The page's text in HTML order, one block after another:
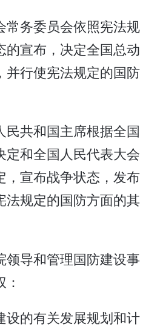
常务委员会依照宪法规
的宣布，决定全国总动
并行使宪法规定的国防
共和国主席根据全国
定和全国人民代表大会
，宣布战争状态，发布
法规定的国防方面的其
导和管理国防建设事
设的有关发展规划和计